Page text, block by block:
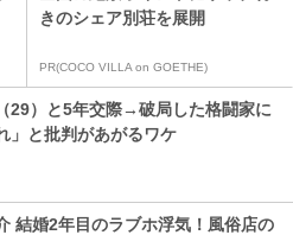
きのシェア別荘を展開
PR(COCO VILLA on GOETHE)
29）と5年交際→破局した格闘家に
」と批判があがるワケ
結婚2年目のラブホ浮気！風俗店の